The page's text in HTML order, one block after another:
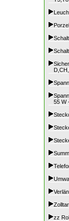
55 W
zz